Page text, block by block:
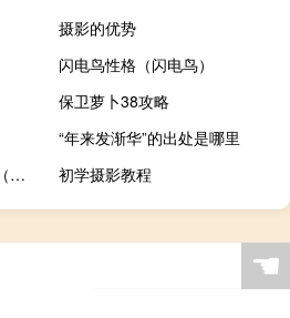
摄影的优势
闪电鸟性格（闪电鸟）
保卫萝卜38攻略
“年来发渐华”的出处是哪里
浏览器打不开是什么原因（浏览器打不开）
初学摄影教程
☚